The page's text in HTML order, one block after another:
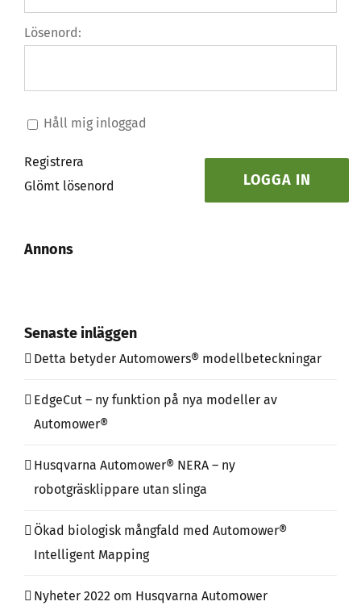
Lösenord:
Håll mig inloggad
LOGGA IN
Registrera
Glömt lösenord
Annons
Senaste inläggen
Detta betyder Automowers® modellbeteckningar
EdgeCut – ny funktion på nya modeller av
Automower®
Husqvarna Automower® NERA – ny
robotgräsklippare utan slinga
Ökad biologisk mångfald med Automower®
Intelligent Mapping
Nyheter 2022 om Husqvarna Automower